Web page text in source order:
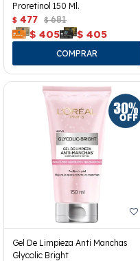
Proretinol 150 Ml.
$ 477 $ 681
$ 405 $ 405
Gel De Limpieza Anti Manchas
Glycolic Bright